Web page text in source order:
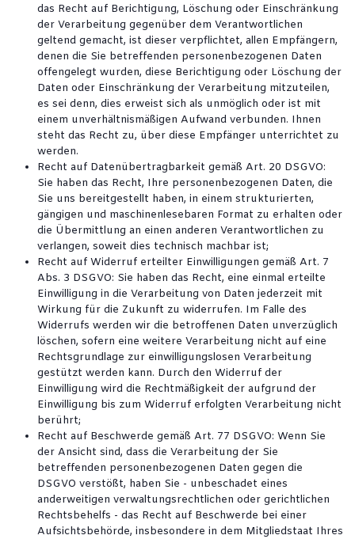
das Recht auf Berichtigung, Löschung oder Einschränkung
der Verarbeitung gegenüber dem Verantwortlichen
geltend gemacht, ist dieser verpflichtet, allen Empfängern,
denen die Sie betreffenden personenbezogenen Daten
offengelegt wurden, diese Berichtigung oder Löschung der
Daten oder Einschränkung der Verarbeitung mitzuteilen,
es sei denn, dies erweist sich als unmöglich oder ist mit
einem unverhältnismäßigen Aufwand verbunden. Ihnen
steht das Recht zu, über diese Empfänger unterrichtet zu
werden.
Recht auf Datenübertragbarkeit gemäß Art. 20 DSGVO:
Sie haben das Recht, Ihre personenbezogenen Daten, die
Sie uns bereitgestellt haben, in einem strukturierten,
gängigen und maschinenlesebaren Format zu erhalten oder
die Übermittlung an einen anderen Verantwortlichen zu
verlangen, soweit dies technisch machbar ist;
Recht auf Widerruf erteilter Einwilligungen gemäß Art. 7
Abs. 3 DSGVO: Sie haben das Recht, eine einmal erteilte
Einwilligung in die Verarbeitung von Daten jederzeit mit
Wirkung für die Zukunft zu widerrufen. Im Falle des
Widerrufs werden wir die betroffenen Daten unverzüglich
löschen, sofern eine weitere Verarbeitung nicht auf eine
Rechtsgrundlage zur einwilligungslosen Verarbeitung
gestützt werden kann. Durch den Widerruf der
Einwilligung wird die Rechtmäßigkeit der aufgrund der
Einwilligung bis zum Widerruf erfolgten Verarbeitung nicht
berührt;
Recht auf Beschwerde gemäß Art. 77 DSGVO: Wenn Sie
der Ansicht sind, dass die Verarbeitung der Sie
betreffenden personenbezogenen Daten gegen die
DSGVO verstößt, haben Sie - unbeschadet eines
anderweitigen verwaltungsrechtlichen oder gerichtlichen
Rechtsbehelfs - das Recht auf Beschwerde bei einer
Aufsichtsbehörde, insbesondere in dem Mitgliedstaat Ihres